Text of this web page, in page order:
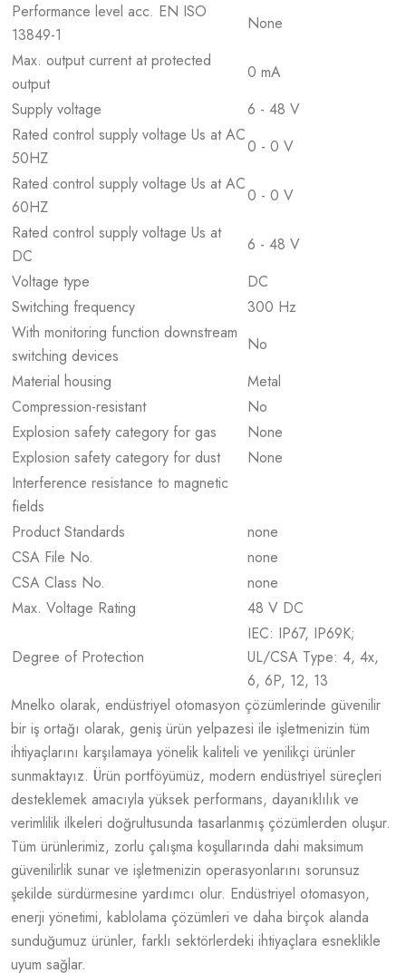
Performance level acc. EN ISO
13849-1
None
Max. output current at protected
output
0 mA
Supply voltage
6 - 48 V
Rated control supply voltage Us at AC
50HZ
0 - 0 V
Rated control supply voltage Us at AC
60HZ
0 - 0 V
Rated control supply voltage Us at
DC
6 - 48 V
Voltage type
DC
Switching frequency
300 Hz
With monitoring function downstream
switching devices
No
Material housing
Metal
Compression-resistant
No
Explosion safety category for gas
None
Explosion safety category for dust
None
Interference resistance to magnetic
fields
Product Standards
none
CSA File No.
none
CSA Class No.
none
Max. Voltage Rating
48 V DC
Degree of Protection
IEC: IP67, IP69K;
UL/CSA Type: 4, 4x,
6, 6P, 12, 13
Mnelko olarak, endüstriyel otomasyon çözümlerinde güvenilir
bir iş ortağı olarak, geniş ürün yelpazesi ile işletmenizin tüm
ihtiyaçlarını karşılamaya yönelik kaliteli ve yenilikçi ürünler
sunmaktayız. Ürün portföyümüz, modern endüstriyel süreçleri
desteklemek amacıyla yüksek performans, dayanıklılık ve
verimlilik ilkeleri doğrultusunda tasarlanmış çözümlerden oluşur.
Tüm ürünlerimiz, zorlu çalışma koşullarında dahi maksimum
güvenilirlik sunar ve işletmenizin operasyonlarını sorunsuz
şekilde sürdürmesine yardımcı olur. Endüstriyel otomasyon,
enerji yönetimi, kablolama çözümleri ve daha birçok alanda
sunduğumuz ürünler, farklı sektörlerdeki ihtiyaçlara esneklikle
uyum sağlar.